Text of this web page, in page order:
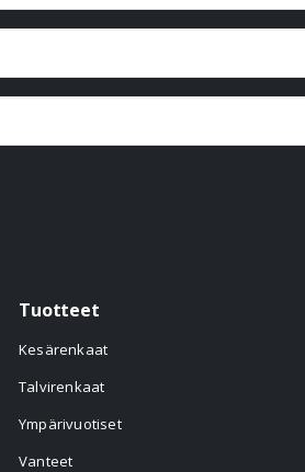
Tuotteet
Kesärenkaat
Talvirenkaat
Ympärivuotiset
Vanteet